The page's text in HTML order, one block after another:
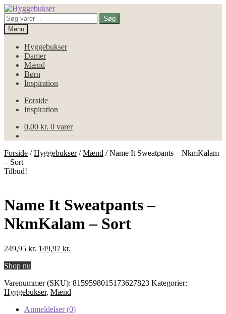
Spring
til
navigation
Spring
til
indhold
Søg
efter:
Søg
Menu
Hyggebukser
Damer
Mænd
Børn
Inspiration
Forside
Inspiration
0,00 kr. 0 varer
Forside /Hyggebukser/Mænd /Name It Sweatpants – NkmKalam
– Sort
Tilbud!
Name It Sweatpants –
NkmKalam – Sort
249,95kr. Den
249,95 kr..
149,97 kr.
149,97 kr..
Shop nu
Varenummer (SKU): 8159598015173627823 Kategorier:
Hyggebukser, Mænd
Anmeldelser (0)